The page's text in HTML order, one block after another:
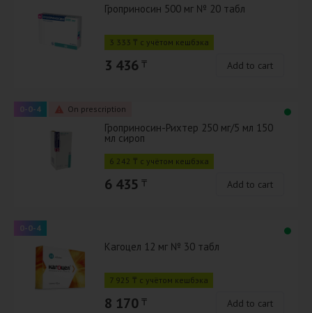
Гроприносин 500 мг № 20 табл
3 333 ₸ с учётом кешбэка
3 436 ₸ Add to cart
0-0-4 On prescription
Гроприносин-Рихтер 250 мг/5 мл 150
мл сироп
6 242 ₸ с учётом кешбэка
6 435 ₸ Add to cart
0-0-4
Кагоцел 12 мг № 30 табл
7 925 ₸ с учётом кешбэка
8 170 ₸ Add to cart